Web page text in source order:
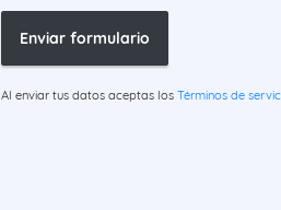
Enviar formulario
Al enviar tus datos aceptas los Términos de